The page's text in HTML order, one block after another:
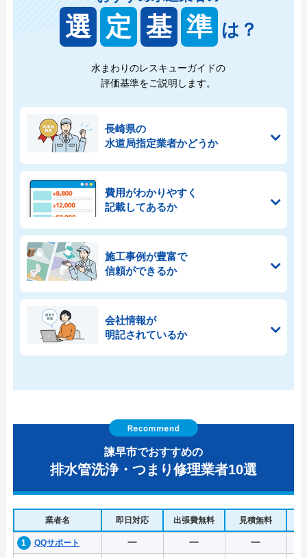
選 定 基 準 は？
水まわりのレスキューガイドの
評価基準をご説明します。
長崎県の
水道局指定業者かどうか
費用がわかりやすく
記載してあるか
施工事例が豊富で
信頼ができるか
会社情報が
明記されているか
諫早市でおすすめの
排水管洗浄・つまり修理業者10選
業者名 即日対応 出張費無料 見積無料
QQサポート ー ー ー